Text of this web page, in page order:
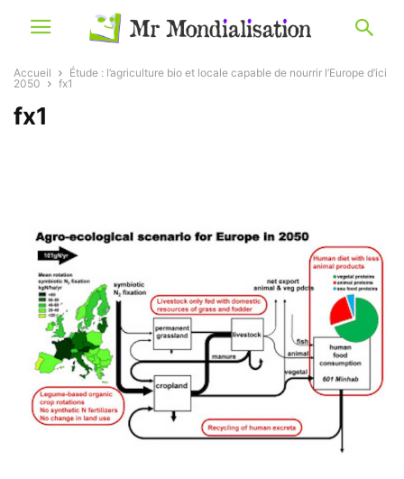
Accueil
Étude : l’agriculture bio et locale capable de nourrir l’Europe d’ici
2050
fx1
fx1